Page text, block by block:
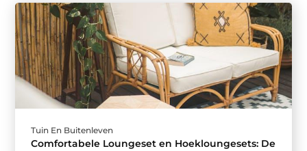
Tuin En Buitenleven
Comfortabele Loungeset en Hoekloungesets: De